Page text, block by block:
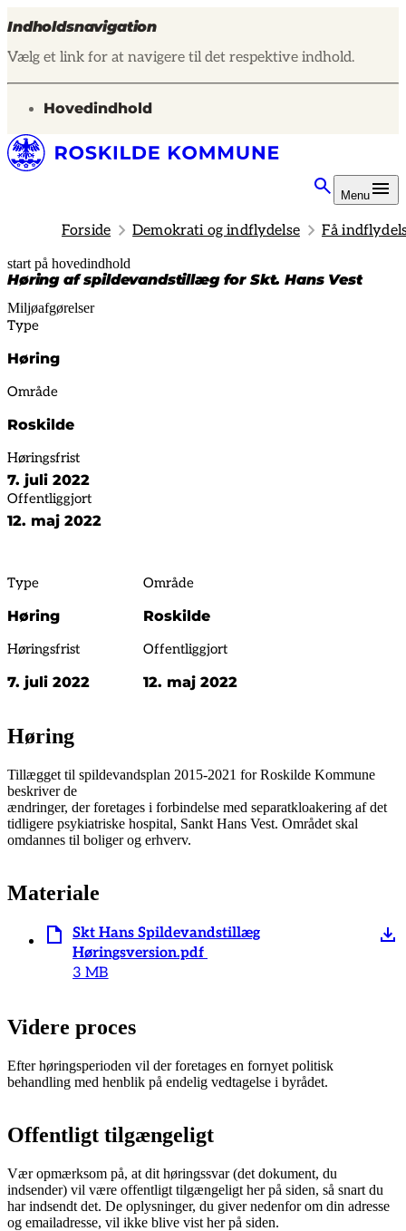
Indholdsnavigation
Vælg et link for at navigere til det respektive indhold.
gå til
Hovedindhold
Menu
Forside Demokrati og indflydelse Få
start på hovedindhold
Høring af spildevandstillæg for Skt. Hans Vest
senest opdateret 19. februar 2026
Miljøafgørelser
Type
Høring
Område
Roskilde
Høringsfrist
7. juli 2022
Offentliggjort
12. maj 2022
Type
Høring
Område
Roskilde
Høringsfrist
7. juli 2022
Offentliggjort
12. maj 2022
Høring
Tillægget til spildevandsplan 2015-2021 for Roskilde Kommune
beskriver de
ændringer, der foretages i forbindelse med separatkloakering af det
tidligere psykiatriske hospital, Sankt Hans Vest. Området skal
omdannes til boliger og erhverv.
Materiale
Skt Hans Spildevandstillæg
Høringsversion.pdf
3 MB
Videre proces
Efter høringsperioden vil der foretages en fornyet politisk
behandling med henblik på endelig vedtagelse i byrådet.
Offentligt tilgængeligt
Vær opmærksom på, at dit høringssvar (det dokument, du
indsender) vil være offentligt tilgængeligt her på siden, så snart du
har indsendt det. De oplysninger, du giver nedenfor om din adresse
og emailadresse, vil ikke blive vist her på siden.